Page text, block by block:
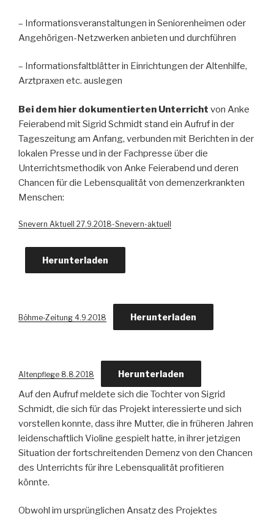
– Informationsveranstaltungen in Seniorenheimen oder
Angehörigen-Netzwerken anbieten und durchführen
– Informationsfaltblätter in Einrichtungen der Altenhilfe,
Arztpraxen etc. auslegen
Bei dem hier dokumentierten Unterricht von Anke
Feierabend mit Sigrid Schmidt stand ein Aufruf in der
Tageszeitung am Anfang, verbunden mit Berichten in der
lokalen Presse und in der Fachpresse über die
Unterrichtsmethodik von Anke Feierabend und deren
Chancen für die Lebensqualität von demenzerkrankten
Menschen:
Snevern Aktuell 27.9.2018-Snevern-aktuell
Herunterladen
Böhme-Zeitung 4.9.2018 Herunterladen
Altenpflege 8.8.2018 Herunterladen
Auf den Aufruf meldete sich die Tochter von Sigrid
Schmidt, die sich für das Projekt interessierte und sich
vorstellen konnte, dass ihre Mutter, die in früheren Jahren
leidenschaftlich Violine gespielt hatte, in ihrer jetzigen
Situation der fortschreitenden Demenz von den Chancen
des Unterrichts für ihre Lebensqualität profitieren
könnte.
Obwohl im ursprünglichen Ansatz des Projektes